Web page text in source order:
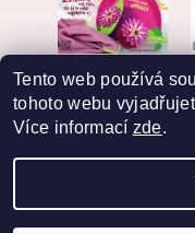
2026 ©
Tento web používá
tohoto webu
Více informací zde.